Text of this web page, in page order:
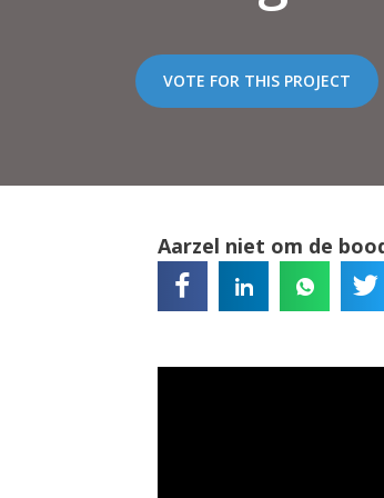
VOTE FOR THIS PROJECT
Aarzel niet om de